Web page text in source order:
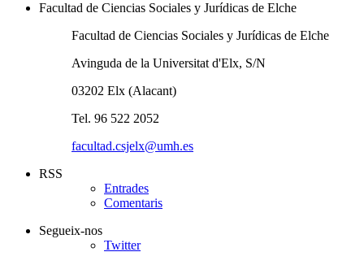
Facultad de Ciencias Sociales y Jurídicas de Elche
Facultad de Ciencias Sociales y Jurídicas de Elche
Avinguda de la Universitat d'Elx, S/N
03202 Elx (Alacant)
Tel. 96 522 2052
facultad.csjelx@umh.es
RSS
Entrades
Comentaris
Segueix-nos
Twitter